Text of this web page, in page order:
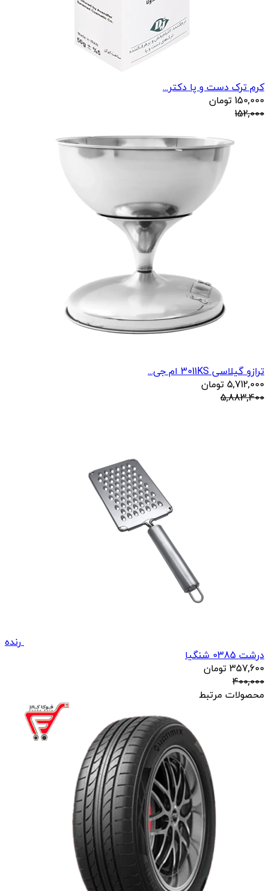
کرم ترک دست و پا دکتر...
150,000 تومان
152,000
ترازو گیلاسی 3011KS ام جی...
5,712,000 تومان
5,883,400
رنده
درشت 0385 شنگیا
357,600 تومان
400,000
محصولات مرتبط